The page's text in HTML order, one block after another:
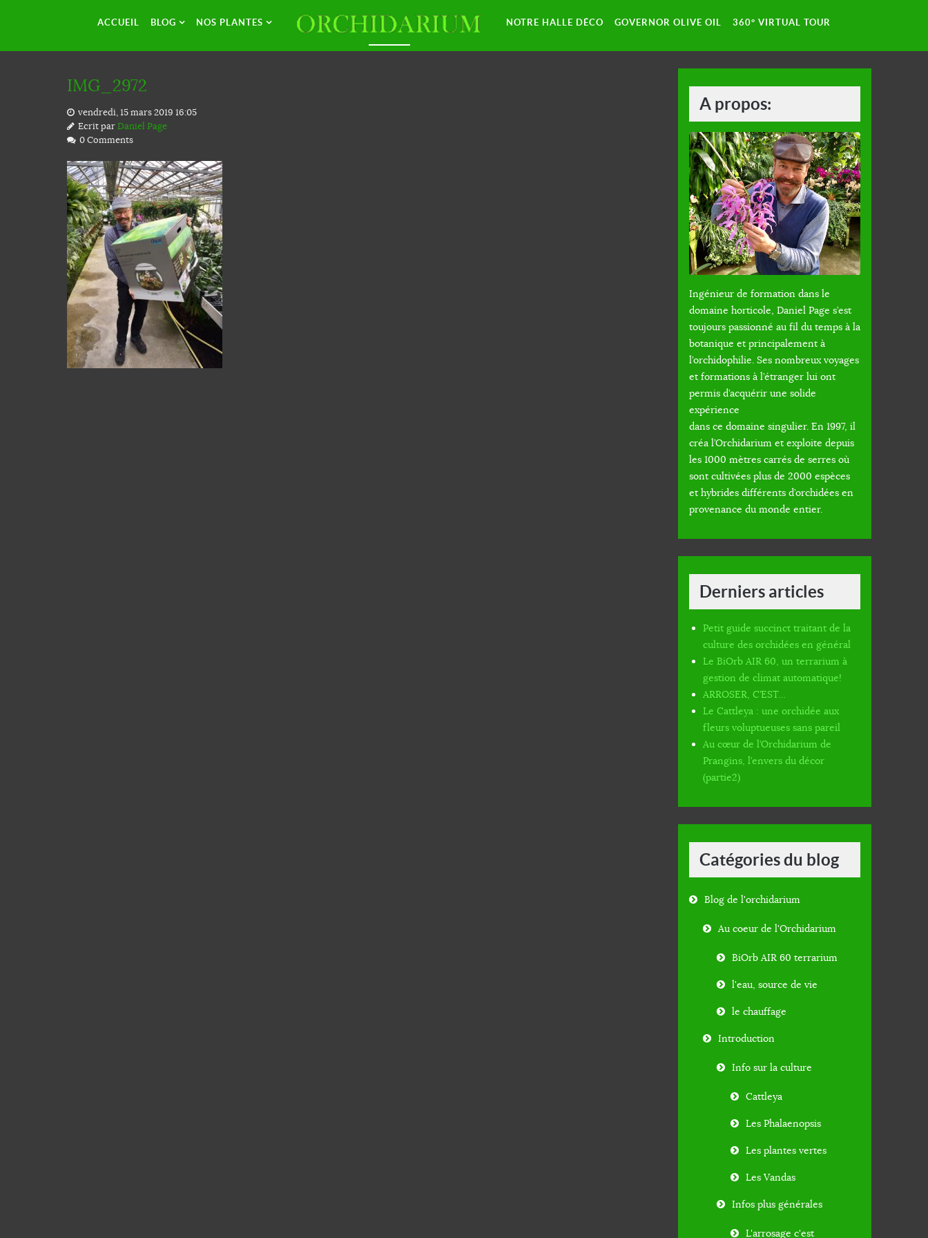
ACCUEIL BLOG NOS PLANTES NOTRE HALLE DÉCO GOVERNOR OLIVE OIL 360° VIRTUAL TOUR
IMG_2972
vendredi, 15 mars 2019 16:05
Ecrit parDaniel Page
0 Comments
A propos:
Ingénieur de formation dans le
domaine horticole, Daniel Page s’est
toujours passionné au fil du temps à la
botanique et principalement à
l’orchidophilie. Ses nombreux voyages
et formations à l’étranger lui ont
permis d’acquérir une solide
expérience
dans ce domaine singulier. En 1997, il
créa l’Orchidarium et exploite depuis
les 1000 mètres carrés de serres où
sont cultivées plus de 2000 espèces
et hybrides différents d’orchidées en
provenance du monde entier.
Derniers articles
Petit guide succinct traitant de la
culture des orchidées en général
Le BiOrb AIR 60, un terrarium à
gestion de climat automatique!
ARROSER, C’EST…
Le Cattleya : une orchidée aux
fleurs voluptueuses sans pareil
Au cœur de l’Orchidarium de
Prangins, l’envers du décor
(partie2)
Catégories du blog
Blog de l'orchidarium
Au coeur de l'Orchidarium
BiOrb AIR 60 terrarium
l'eau, source de vie
le chauffage
Introduction
Info sur la culture
Cattleya
Les Phalaenopsis
Les plantes vertes
Les Vandas
Infos plus générales
L'arrosage c'est